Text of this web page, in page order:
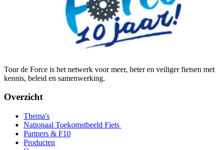
Tour de Force is het netwerk voor meer, beter en veiliger fietsen met
kennis, beleid en samenwerking.
Overzicht
Thema's
Nationaal Toekomstbeeld Fiets
Partners & F10
Producten